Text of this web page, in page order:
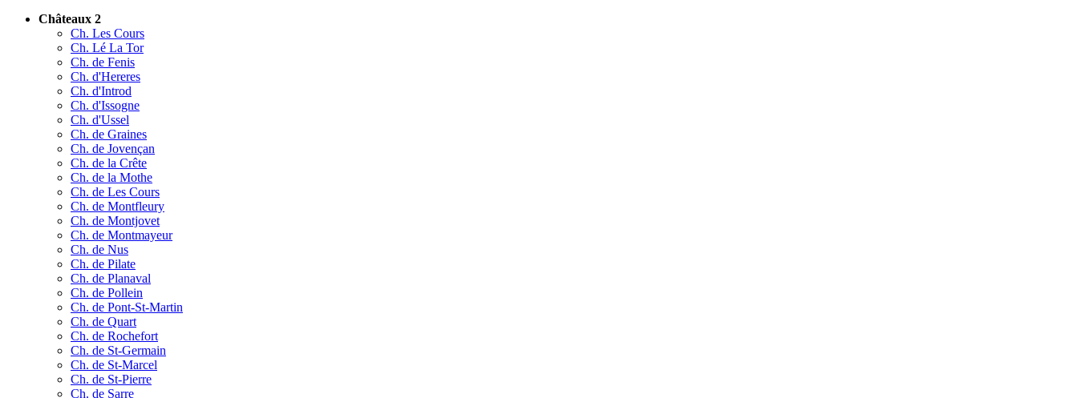
Châteaux 2
Ch. Les Cours
Ch. Lé La Tor
Ch. de Fenis
Ch. d'Hereres
Ch. d'Introd
Ch. d'Issogne
Ch. d'Ussel
Ch. de Graines
Ch. de Jovençan
Ch. de la Crête
Ch. de la Mothe
Ch. de Les Cours
Ch. de Montfleury
Ch. de Montjovet
Ch. de Montmayeur
Ch. de Nus
Ch. de Pilate
Ch. de Planaval
Ch. de Pollein
Ch. de Pont-St-Martin
Ch. de Quart
Ch. de Rochefort
Ch. de St-Germain
Ch. de St-Marcel
Ch. de St-Pierre
Ch. de Sarre